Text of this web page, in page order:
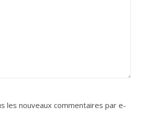
les nouveaux commentaires par e-